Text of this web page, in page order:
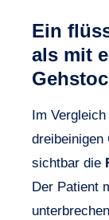
Ein
als mit
Im
sichtbar die
Der Patient